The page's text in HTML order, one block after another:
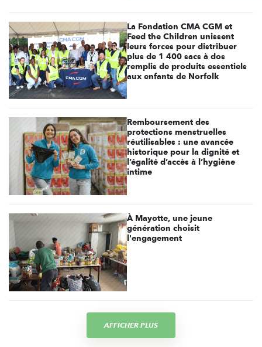
La Fondation CMA CGM et
Feed the Children unissent
leurs forces pour distribuer
plus de 1 400 sacs à dos
remplis de produits essentiels
aux enfants de Norfolk
Remboursement des
protections menstruelles
réutilisables : une avancée
historique pour la dignité et
l’égalité d’accès à l’hygiène
intime
À Mayotte, une jeune
génération choisit
l'engagement
AFFICHER PLUS